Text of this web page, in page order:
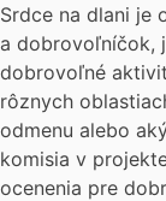
Srdce na dlani je
a dobrovoľníčok,
dobrovoľné
rôznych
odmenu alebo
komisia v
ocenenia pre